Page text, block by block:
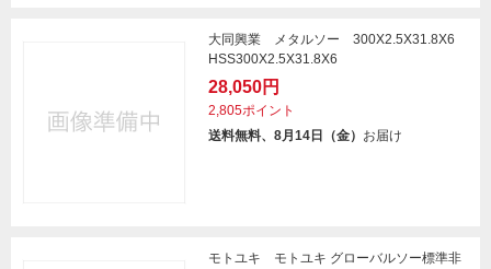
大同興業 メタルソー 300X2.5X31.8X6
HSS300X2.5X31.8X6
28,050円
2,805ポイント
送料無料、8月14日（金） お届け
モトユキ モトユキ グローバルソー標準非